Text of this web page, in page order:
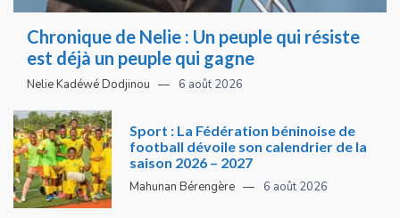
Chronique de Nelie : Un peuple qui résiste
est déjà un peuple qui gagne
Nelie Kadéwé Dodjinou 6 août 2026
Sport : La Fédération béninoise de
football dévoile son calendrier de la
saison 2026 – 2027
Mahunan Bérengère 6 août 2026